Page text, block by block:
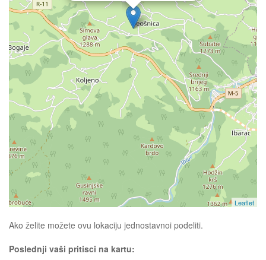
Leaflet
Ako želite možete ovu lokaciju jednostavnoi podeliti.
Poslednji vaši pritisci na kartu: